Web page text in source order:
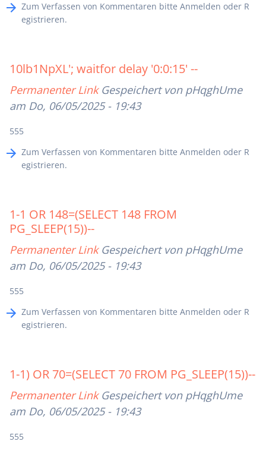
Zum Verfassen von Kommentaren bitte Anmelden oder R
egistrieren.
10lb1NpXL'; waitfor delay '0:0:15' --
Permanenter Link Gespeichert von pHqghUme
am Do, 06/05/2025 - 19:43
555
Zum Verfassen von Kommentaren bitte Anmelden oder R
egistrieren.
1-1 OR 148=(SELECT 148 FROM
PG_SLEEP(15))--
Permanenter Link Gespeichert von pHqghUme
am Do, 06/05/2025 - 19:43
555
Zum Verfassen von Kommentaren bitte Anmelden oder R
egistrieren.
1-1) OR 70=(SELECT 70 FROM PG_SLEEP(15))--
Permanenter Link Gespeichert von pHqghUme
am Do, 06/05/2025 - 19:43
555